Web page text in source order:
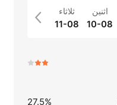
اثنين
10-08
ثلاثاء
11-08
27.5%